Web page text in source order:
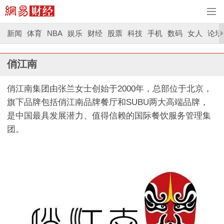
新闻 体育 NBA 娱乐 财经 股票 科技 手机 数码 女人 论坛
俏江南
俏江南集团由张兰女士创始于2000年，总部位于北京，
旗下品牌包括俏江南品牌餐厅和SUBU两大高端品牌，
是中国最具发展潜力、值得信赖的国际餐饮服务管理集
团。